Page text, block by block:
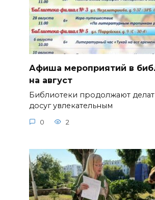
Афиша мероприятий в
на август
Библиотеки продолжают
досуг увлекательным
0 2